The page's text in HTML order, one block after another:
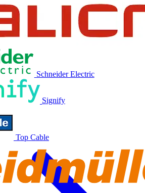
Schneider Electric
Signify
Top Cable